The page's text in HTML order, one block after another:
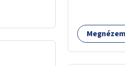
Megnézem